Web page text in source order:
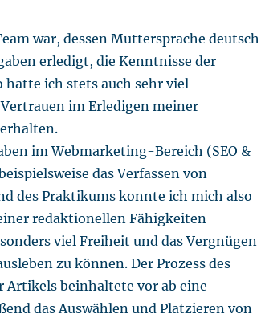
war, dessen Muttersprache deutsch
erledigt, die Kenntnisse der
hatte ich stets auch sehr viel
im Erledigen meiner
im Webmarketing-Bereich (SEO &
das Verfassen von
des Praktikums konnte ich mich also
redaktionellen Fähigkeiten
viel Freiheit und das Vergnügen
zu können. Der Prozess des
Artikels beinhaltete vor ab eine
das Auswählen und Platzieren von